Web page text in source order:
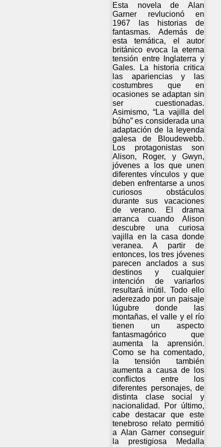
Esta novela de Alan
Garner revlucionó en
1967 las historias de
fantasmas. Además de
esta temática, el autor
británico evoca la eterna
tensión entre Inglaterra y
Gales. La historia critica
las apariencias y las
costumbres que en
ocasiones se adaptan sin
ser cuestionadas.
Asimismo, “La vajilla del
búho” es considerada una
adaptación de la leyenda
galesa de Bloudewebb.
Los protagonistas son
Alison, Roger, y Gwyn,
jóvenes a los que unen
diferentes vínculos y que
deben enfrentarse a unos
curiosos obstáculos
durante sus vacaciones
de verano. El drama
arranca cuando Alison
descubre una curiosa
vajilla en la casa donde
veranea. A partir de
entonces, los tres jóvenes
parecen anclados a sus
destinos y cualquier
intención de variarlos
resultará inútil. Todo ello
aderezado por un paisaje
lúgubre donde las
montañas, el valle y el río
tienen un aspecto
fantasmagórico que
aumenta la aprensión.
Como se ha comentado,
la tensión también
aumenta a causa de los
conflictos entre los
diferentes personajes, de
distinta clase social y
nacionalidad. Por último,
cabe destacar que este
tenebroso relato permitió
a Alan Garner conseguir
la prestigiosa Medalla